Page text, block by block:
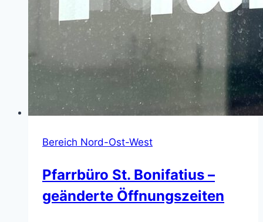
Bereich Nord-Ost-West
Pfarrbüro St. Bonifatius –
geänderte Öffnungszeiten